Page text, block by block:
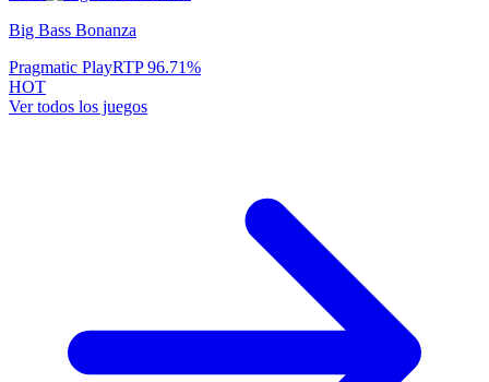
Big Bass Bonanza
Pragmatic PlayRTP96.71%
HOT
Ver todos los juegos